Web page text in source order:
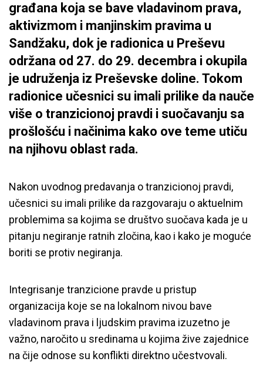
građana koja se bave vladavinom prava,
aktivizmom i manjinskim pravima u
Sandžaku, dok je radionica u Preševu
održana od 27. do 29. decembra i okupila
je udruženja iz Preševske doline. Tokom
radionice učesnici su imali prilike da nauče
više o tranzicionoj pravdi i suočavanju sa
prošlošću i načinima kako ove teme utiču
na njihovu oblast rada.
Nakon uvodnog predavanja o tranzicionoj pravdi,
učesnici su imali prilike da razgovaraju o aktuelnim
problemima sa kojima se društvo suočava kada je u
pitanju negiranje ratnih zločina, kao i kako je moguće
boriti se protiv negiranja.
Integrisanje tranzicione pravde u pristup
organizacija koje se na lokalnom nivou bave
vladavinom prava i ljudskim pravima izuzetno je
važno, naročito u sredinama u kojima žive zajednice
na čije odnose su konflikti direktno učestvovali.